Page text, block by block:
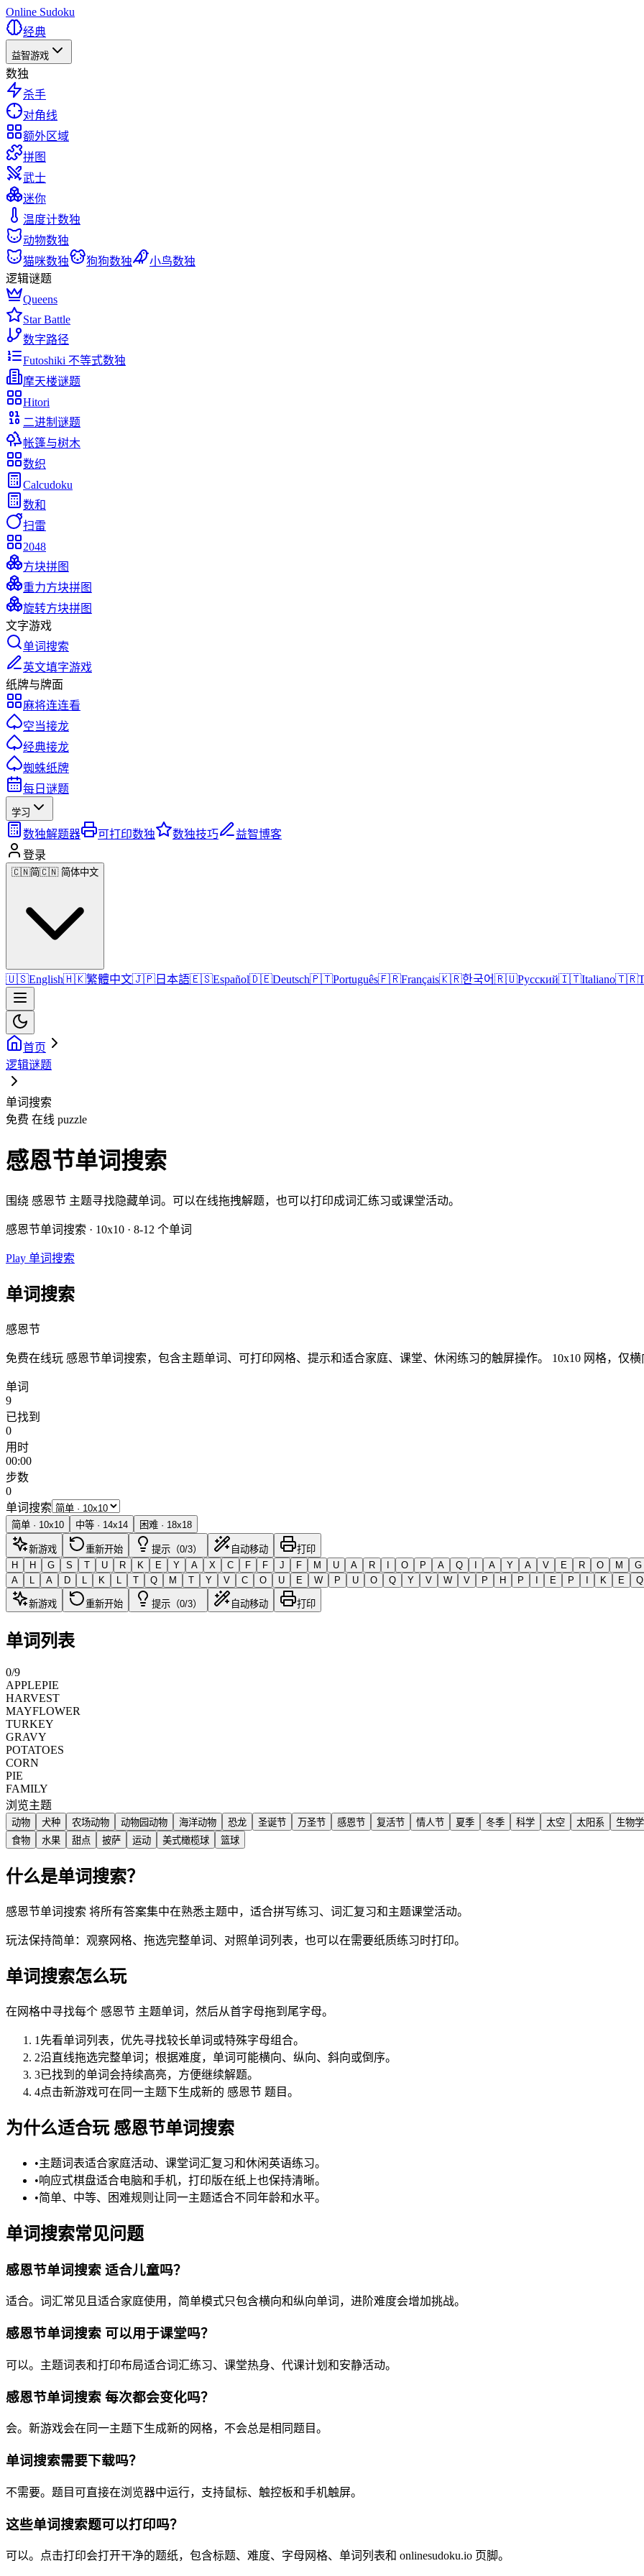
Online Sudoku
经典
益智游戏
数独
杀手
对角线
额外区域
拼图
武士
迷你
温度计数独
动物数独
猫咪数独
狗狗数独
小鸟数独
逻辑谜题
Queens
Star Battle
数字路径
Futoshiki 不等式数独
摩天楼谜题
Hitori
二进制谜题
帐篷与树木
数织
Calcudoku
数和
扫雷
2048
方块拼图
重力方块拼图
旋转方块拼图
文字游戏
单词搜索
英文填字游戏
纸牌与牌面
麻将连连看
空当接龙
经典接龙
蜘蛛纸牌
每日谜题
学习
数独解题器 可打印数独 数独技巧
益智博客
登录
🇨🇳简🇨🇳 简体中文
🇺🇸English🇭🇰繁體中文🇯🇵 日本語🇪🇸Español🇩🇪Deutsch🇵🇹Português🇫🇷Français🇰🇷한국어🇷🇺Русский🇮🇹Italiano🇹🇷
首页
逻辑谜题
单词搜索
免费 在线 puzzle
感恩节单词搜索
围绕 感恩节 主题寻找隐藏单词。可以在线拖拽解题，也可以打印成词汇练习或课堂活动。
感恩节单词搜索 · 10x10 · 8-12 个单词
Play 单词搜索
单词搜索
感恩节
免费在线玩 感恩节单词搜索，包含主题单词、可打印网格、提示和适合家庭、课堂、休闲练习的触屏操作。 10x10 网格，仅横
单词
9
已找到
0
用时
00:00
步数
0
单词搜索
简单 · 10x10 中等 · 14x14 困难 · 18x18
新游戏 重新开始 提示（0/3） 自动移动
打印
H
H G S T U R K E Y A X C F F J F M U A R I O P A Q I A Y A V E R O M G
A
L A D L K L T Q M T Y V C O U E W P U O Q Y V W V P H P I E P I K E Q
新游戏 重新开始 提示（0/3） 自动移动 打印
单词列表
0/9
APPLEPIE
HARVEST
MAYFLOWER
TURKEY
GRAVY
POTATOES
CORN
PIE
FAMILY
浏览主题
动物 犬种 农场动物 动物园动物 海洋动物 恐龙 圣诞节 万圣节 感恩节 复活节 情人节 夏季 冬季 科学 太空 太阳系 生物学
食物
水果 甜点 披萨 运动 美式橄榄球 篮球
什么是单词搜索？
感恩节单词搜索 将所有答案集中在熟悉主题中，适合拼写练习、词汇复习和主题课堂活动。
玩法保持简单：观察网格、拖选完整单词、对照单词列表，也可以在需要纸质练习时打印。
单词搜索怎么玩
在网格中寻找每个 感恩节 主题单词，然后从首字母拖到尾字母。
1 先看单词列表，优先寻找较长单词或特殊字母组合。
2沿直线拖选完整单词；根据难度，单词可能横向、纵向、斜向或倒序。
3已找到的单词会持续高亮，方便继续解题。
4点击新游戏可在同一主题下生成新的 感恩节 题目。
为什么适合玩 感恩节单词搜索
•主题词表适合家庭活动、课堂词汇复习和休闲英语练习。
•响应式棋盘适合电脑和手机，打印版在纸上也保持清晰。
•简单、中等、困难规则让同一主题适合不同年龄和水平。
单词搜索常见问题
感恩节单词搜索 适合儿童吗？
适合。词汇常见且适合家庭使用，简单模式只包含横向和纵向单词，进阶难度会增加挑战。
感恩节单词搜索 可以用于课堂吗？
可以。主题词表和打印布局适合词汇练习、课堂热身、代课计划和安静活动。
感恩节单词搜索 每次都会变化吗？
会。新游戏会在同一主题下生成新的网格，不会总是相同题目。
单词搜索需要下载吗？
不需要。题目可直接在浏览器中运行，支持鼠标、触控板和手机触屏。
这些单词搜索题可以打印吗？
可以。点击打印会打开干净的题纸，包含标题、难度、字母网格、单词列表和 onlinesudoku.io 页脚。